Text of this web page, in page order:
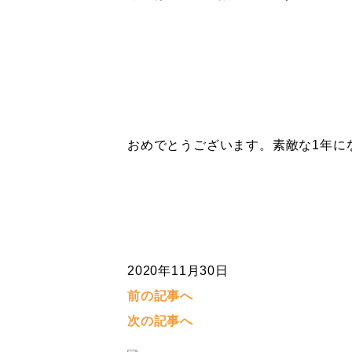
おめでとうございます。素敵な1年に
2020年11月30日
前の記事へ
次の記事へ